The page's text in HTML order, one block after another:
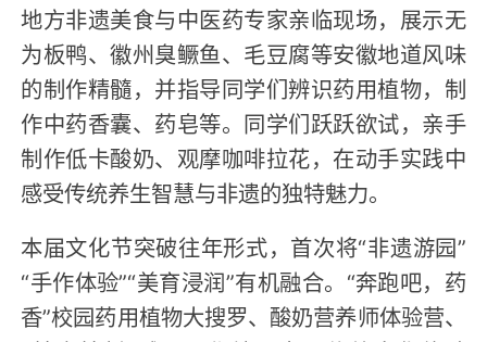
地方非遗美食与中医药专家亲临现场，展示无
为板鸭、徽州臭鳜鱼、毛豆腐等安徽地道风味
的制作精髓，并指导同学们辨识药用植物，制
作中药香囊、药皂等。同学们跃跃欲试，亲手
制作低卡酸奶、观摩咖啡拉花，在动手实践中
感受传统养生智慧与非遗的独特魅力。
本届文化节突破往年形式，首次将“非遗游园”
“手作体验”“美育浸润”有机融合。“奔跑吧，药
香”校园药用植物大搜罗、酸奶营养师体验营、